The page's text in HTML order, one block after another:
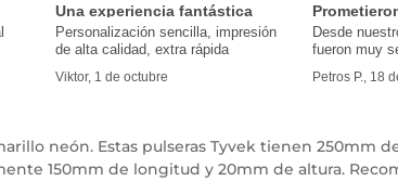
Una experiencia fantástica
Personalización sencilla, impresión
de alta calidad, extra rápida
Viktor, 1 de octubre
Desde
fueron muy
Petros P., 18
neón. Estas pulseras Tyvek tienen
150mm de longitud y 20mm de altura.